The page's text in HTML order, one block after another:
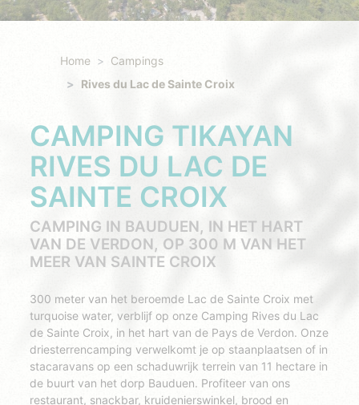
Home
Campings
Rives du Lac de Sainte Croix
CAMPING TIKAYAN
RIVES DU LAC DE
SAINTE CROIX
CAMPING IN BAUDUEN, IN HET HART
VAN DE VERDON, OP 300 M VAN HET
MEER VAN SAINTE CROIX
300 meter van het beroemde Lac de Sainte Croix met
turquoise water, verblijf op onze Camping Rives du Lac
de Sainte Croix, in het hart van de Pays de Verdon. Onze
driesterrencamping verwelkomt je op staanplaatsen of in
stacaravans op een schaduwrijk terrein van 11 hectare in
de buurt van het dorp Bauduen. Profiteer van ons
restaurant, snackbar, kruidenierswinkel, brood en